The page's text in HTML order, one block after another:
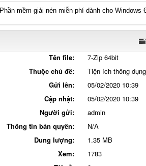
Phần mềm giải nén miễn phí dành cho Windows
Tên file:
7-Zip 64bit
Thuộc chủ đề:
Tiện ích thông dụng
Gửi lên:
05/02/2020 10:39
Cập nhật:
05/02/2020 10:39
Người gửi:
admin
Thông tin bản quyền:
N/A
Dung lượng:
1.35 MB
Xem:
1783